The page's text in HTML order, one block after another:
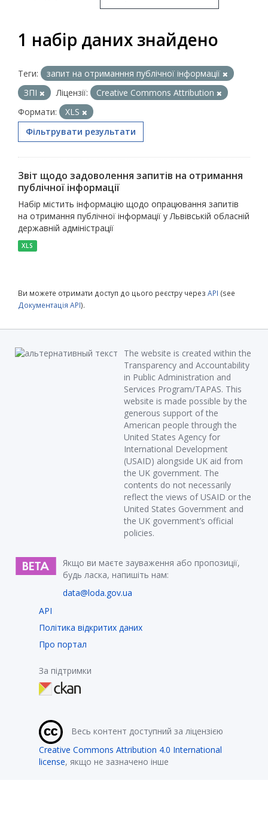
1 набір даних знайдено
Теги:
запит на отриманння публічної інформації
ЗПІ
Ліцензії:
Creative Commons Attribution
Формати:
XLS
Фільтрувати результати
Звіт щодо задоволення запитів на отримання
публічної інформації
Набір містить інформацію щодо опрацювання запитів
на отримання публічної інформації у Львівській обласній
державній адміністрації
XLS
Ви можете отримати доступ до цього реєстру через API (see
Документація API).
The website is created within the
Transparency and Accountability
in Public Administration and
Services Program/TAPAS. This
website is made possible by the
generous support of the
American people through the
United States Agency for
International Development
(USAID) alongside UK aid from
the UK government. The
contents do not necessarily
reflect the views of USAID or the
United States Government and
the UK government’s official
policies.
Якщо ви маєте зауваження або пропозиції,
будь ласка, напишіть нам:
data@loda.gov.ua
API
Політика відкритих даних
Про портал
За підтримки
Весь контент доступний за ліцензією
Creative Commons Attribution 4.0 International
license, якщо не зазначено інше